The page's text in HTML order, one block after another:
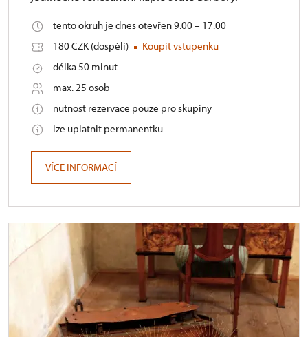
tento okruh je dnes otevřen 9.00 – 17.00
180 CZK (dospělí)
Koupit vstupenku
délka 50 minut
max. 25 osob
nutnost rezervace pouze pro skupiny
lze uplatnit permanentku
VÍCE INFORMACÍ